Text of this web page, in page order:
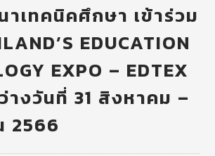
เทคนิคศึกษา เข้าร่วม
EDUCATION
EXPO – EDTEX
างวันที่ 31 สิงหาคม –
2566